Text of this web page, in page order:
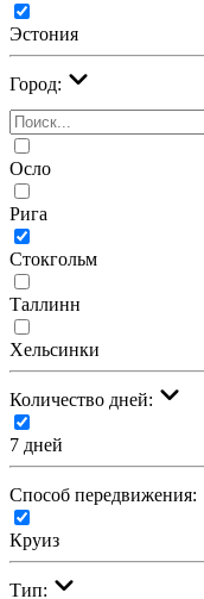
Эстония
Город:
Осло
Рига
Стокгольм
Таллинн
Хельсинки
Количество дней:
7 дней
Cпособ передвижения:
Круиз
Тип: